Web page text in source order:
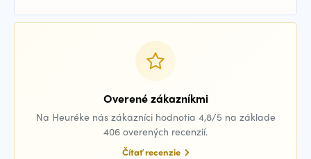
Overené zákazníkmi
Na Heuréke nás zákazníci hodnotia 4,8/5 na základe
406 overených recenzií.
Čítať recenzie